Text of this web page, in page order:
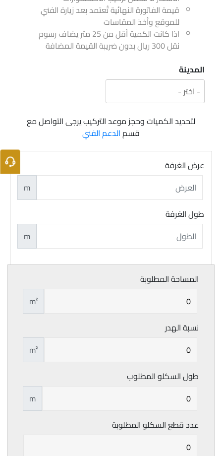
قيمة الفاتورة النهائية تُعتمد بعد زيارة الفني
للموقع وأخذ المقاسات
اذا كانت الكمية أقل من 25 متر يضاف رسوم
نقل 300 ريال بدون ضريبة القيمة المضافة
المدينة
لتحديد الكميات وحجز موعد التركيب يرجى التواصل مع
قسمالدعم الفني
عرض الغرفة
m
طول الغرفة
m
المساحة المطلوبة
m²
نسبة الهدر
m²
طول السكلو المطلوب
m
عدد قطع السكلو المطلوبة